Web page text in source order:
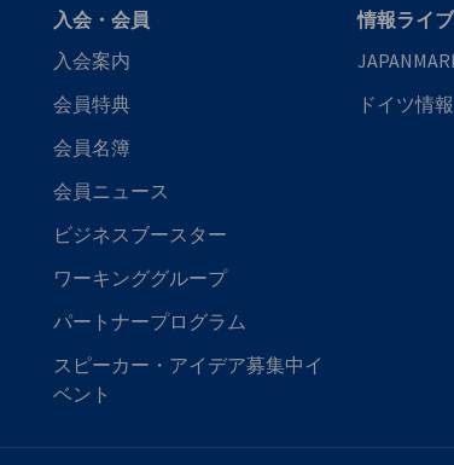
入会・会員
入会案内
会員特典
会員名簿
会員ニュース
ビジネスブースター
ワーキンググループ
パートナープログラム
スピーカー・アイデア募集中イ
ベント
情報ライ
ドイツ情報